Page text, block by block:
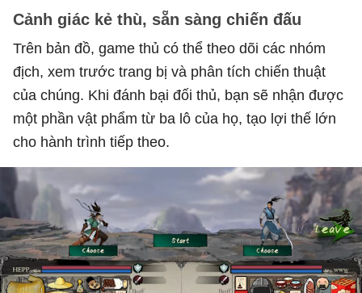
Cảnh giác kẻ thù, sẵn sàng chiến đấu
Trên bản đồ, game thủ có thể theo dõi các nhóm
địch, xem trước trang bị và phân tích chiến thuật
của chúng. Khi đánh bại đối thủ, bạn sẽ nhận được
một phần vật phẩm từ ba lô của họ, tạo lợi thế lớn
cho hành trình tiếp theo.